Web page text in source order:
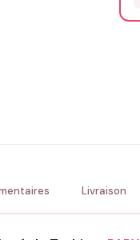
Livraison